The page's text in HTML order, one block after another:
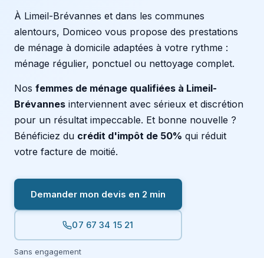
À Limeil-Brévannes et dans les communes
alentours, Domiceo vous propose des prestations
de ménage à domicile adaptées à votre rythme :
ménage régulier, ponctuel ou nettoyage complet.
Nos femmes de ménage qualifiées à Limeil-
Brévannes interviennent avec sérieux et discrétion
pour un résultat impeccable. Et bonne nouvelle ?
Bénéficiez du crédit d'impôt de 50% qui réduit
votre facture de moitié.
Demander mon devis en 2 min
07 67 34 15 21
Sans engagement